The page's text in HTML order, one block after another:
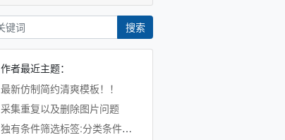
搜索
作者最近主题：
最新仿制简约清爽模板！！
采集重复以及删除图片问题
独有条件筛选标签:分类条件标签